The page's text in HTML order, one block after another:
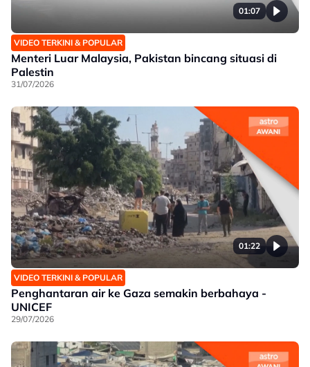
01:07
VIDEO TERKINI & POPULAR
Menteri Luar Malaysia, Pakistan bincang situasi di
Palestin
31/07/2026
01:22
VIDEO TERKINI & POPULAR
Penghantaran air ke Gaza semakin berbahaya -
UNICEF
29/07/2026